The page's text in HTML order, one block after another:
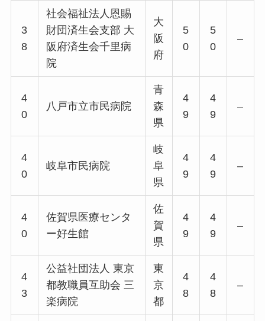
3
8
社会福祉法人恩賜
財団済生会支部 大
阪府済生会千里病
院
大
阪
府
5
0
5
0
–
4
0
八戸市立市民病院
青
森
県
4
9
4
9
–
4
0
岐阜市民病院
岐
阜
県
4
9
4
9
–
4
0
佐賀県医療センタ
ー好生館
佐
賀
県
4
9
4
9
–
4
3
公益社団法人 東京
都教職員互助会 三
楽病院
東
京
都
4
8
4
8
–